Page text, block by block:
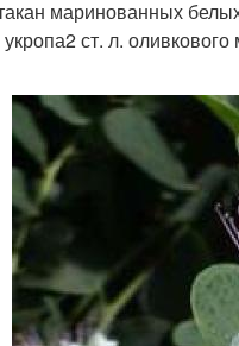
маринованных
ст. л.